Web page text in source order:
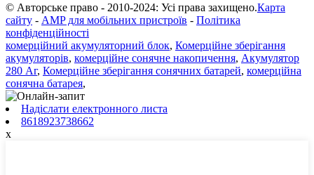
© Авторське право - 2010-2024: Усі права захищено.Карта
сайту - AMP для мобільних пристроїв - Політика
конфіденційності
комерційний акумуляторний блок, Комерційне зберігання
акумуляторів, комерційне сонячне накопичення, Акумулятор
280 Аг, Комерційне зберігання сонячних батарей, комерційна
сонячна батарея,
Надіслати електронного листа
8618923738662
x